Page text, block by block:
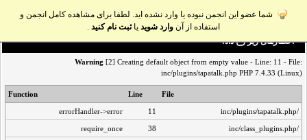
شما عضو این انجمن نبوده یا وارد نشده اید. لطفا برای مشاهده کامل انجمن و
استفاده از آن وارد شوید یاثبت نام کنید .
اخطار‌های زیر رخ داد:
Warning [2] Creating default object from empty value - Line: 11 - File:
inc/plugins/tapatalk.php PHP 7.4.33 (Linux)
File
Line
Function
/inc/plugins/tapatalk.php
11
errorHandler->error
/inc/class_plugins.php
38
require_once